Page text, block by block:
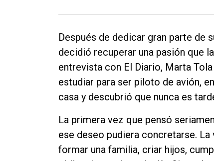
Después de dedicar gran parte de
decidió recuperar una pasión que
entrevista con El Diario, Marta
estudiar para ser piloto de avión,
casa y descubrió que nunca es
La primera vez que pensó
ese deseo pudiera concretarse.
formar una familia, criar hijos,